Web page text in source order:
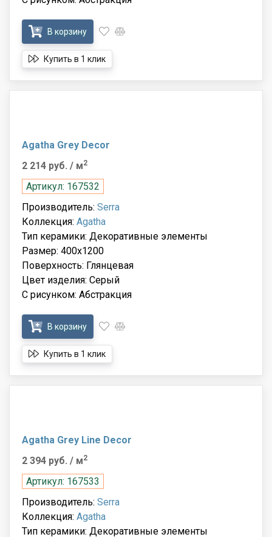
В корзину
Купить в 1 клик
Agatha Grey Decor
2 214 руб. / м2
Артикул: 167532
Производитель: Serra
Коллекция: Agatha
Тип керамики: Декоративные элементы
Размер: 400x1200
Поверхность: Глянцевая
Цвет изделия: Серый
С рисунком: Абстракция
В корзину
Купить в 1 клик
Agatha Grey Line Decor
2 394 руб. / м2
Артикул: 167533
Производитель: Serra
Коллекция: Agatha
Тип керамики: Декоративные элементы